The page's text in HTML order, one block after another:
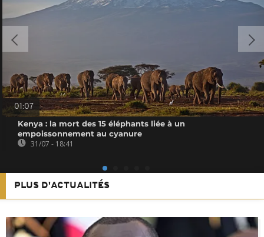
01:07
Kenya : la mort des 15 éléphants liée à un
empoissonnement au cyanure
31/07 - 18:41
PLUS D'ACTUALITÉS